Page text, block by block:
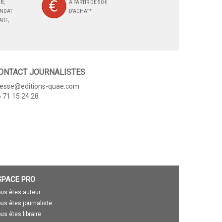
À PARTIR DE 50 €
D'ACHAT*
JOURNALISTES
quae.com
71 15 24 28
PRO
êtes auteur
êtes journaliste
êtes libraire